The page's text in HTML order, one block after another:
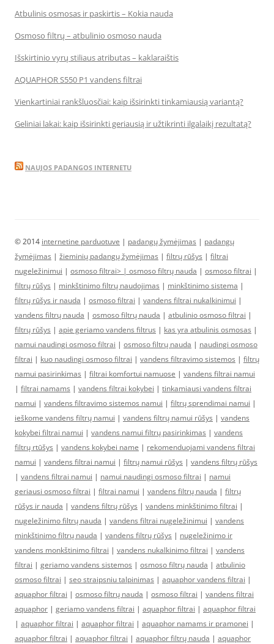
Atbulinis osmosas ir paskirtis – Kokia nauda
Osmoso filtrų – atbulinio osmoso nauda
Išskirtinio vyrų stiliaus atributas – kaklaraištis
AQUAPHOR S550 P1 vandens filtrai
Vienkartiniai rankšluosčiai: kaip išsirinkti tinkamiausią variantą?
Geliniai lakai: kaip išsirinkti geriausią ir užtikrinti ilgalaikį rezultatą?
NAUJOS PADANGOS INTERNETU
© 2014 internetine parduotuve | padangų žymėjimas | padangų
žymėjimas | žieminių padangų žymėjimas | filtrų rūšys | filtrai
nugeležinimui | osmoso filtrai> | osmoso filtrų nauda | osmoso filtrai |
filtrų rūšys | minkštinimo filtrų naudojimas | minkštinimo sistema |
filtrų rūšys ir nauda | osmoso filtrai | vandens filtrai nukalkinimui |
vandens filtrų nauda | osmoso filtrų nauda | atbulinio osmoso filtrai |
filtrų rūšys | apie geriamo vandens filtrus | kas yra atbulinis osmosas |
namui naudingi osmoso filtrai | osmoso filtrų nauda | naudingi osmoso
filtrai | kuo naudingi osmoso filtrai | vandens filtravimo sistemos | filtrų
namui pasirinkimas | filtrai komfortui namuose | vandens filtrai namui
| filtrai namams | vandens filtrai kokybei | tinkamiausi vandens filtrai
namui | vandens filtravimo sistemos namui | filtrų sprendimai namui |
ieškome vandens filtrų namui | vandens filtrų namui rūšys | vandens
kokybei filtrai namui | vandens namui filtrų pasirinkimas | vandens
filtrų rtūšys | vandens kokybei name | rekomenduojami vandens filtrai
namui | vandens filtrai namui | filtrų namui rūšys | vandens filtrų rūšys
| vandens filtrai namui | namui naudingi osmoso filtrai | namui
geriausi osmoso filtrai | filtrai namui | vandens filtrų nauda | filtrų
rūšys ir nauda | vandens filtrų rūšys | vandens minkštinimo filtrai |
nugeležinimo filtrų nauda | vandens filtrai nugeležinimui | vandens
minkštinimo filtrų nauda | vandens filtrų rūšys | nugeležinimo ir
vandens monkštinimo filtrai | vandens nukalkinimo filtrai | vandens
filtrai | geriamo vandens sistemos | osmoso filtrų nauda | atbulinio
osmoso filtrai | seo straipsniu talpinimas | aquaphor vandens filtrai |
aquaphor filtrai | osmoso filtrų nauda | osmoso filtrai | vandens filtrai
aquaphor | geriamo vandens filtrai | aquaphor filtrai | aquaphor filtrai
| aquaphor filtrai | aquaphor filtrai | aquaphor namams ir pramonei |
aquaphor filtrai | aquaphor filtrai | aquaphor filtrų nauda | aquaphor